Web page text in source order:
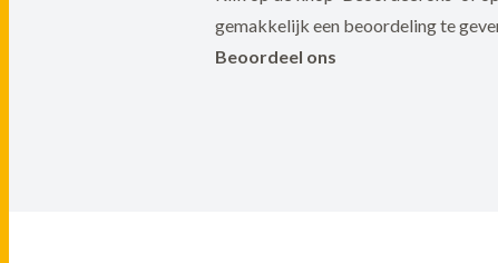
gemakkelijk een beoordeling te
Beoordeel ons